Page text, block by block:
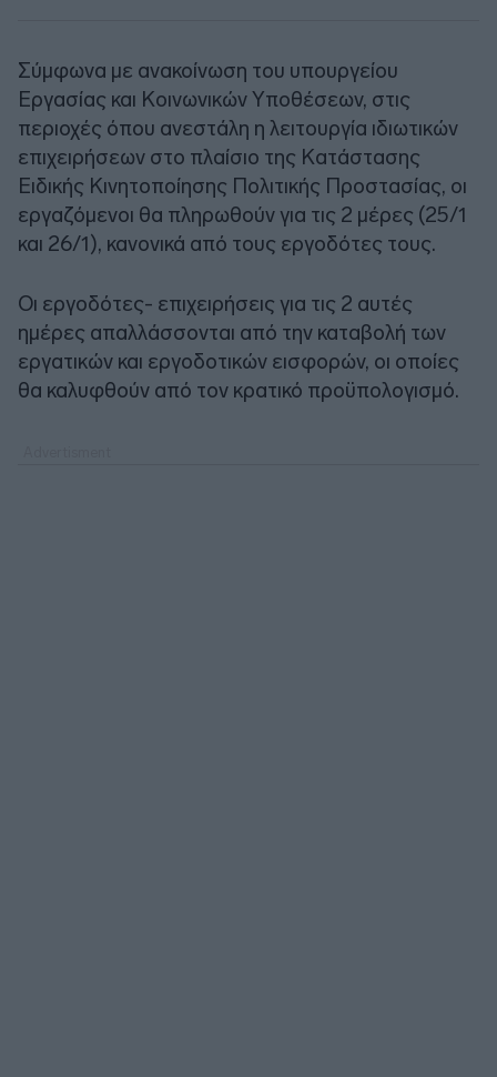
Σύμφωνα με ανακοίνωση του υπουργείου
Εργασίας και Κοινωνικών Υποθέσεων, στις
περιοχές όπου ανεστάλη η λειτουργία ιδιωτικών
επιχειρήσεων στο πλαίσιο της Κατάστασης
Ειδικής Κινητοποίησης Πολιτικής Προστασίας, οι
εργαζόμενοι θα πληρωθούν για τις 2 μέρες (25/1
και 26/1), κανονικά από τους εργοδότες τους.
Οι εργοδότες- επιχειρήσεις για τις 2 αυτές
ημέρες απαλλάσσονται από την καταβολή των
εργατικών και εργοδοτικών εισφορών, οι οποίες
θα καλυφθούν από τον κρατικό προϋπολογισμό.